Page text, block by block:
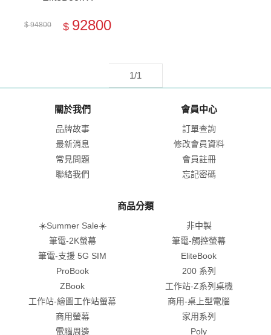
$ 94800 $ 92800
1/1
關於我們
品牌故事
最新消息
常見問題
聯絡我們
會員中心
訂單查詢
修改會員資料
會員註冊
忘記密碼
商品分類
☀️Summer Sale☀️
非中製
筆電-2K螢幕
筆電-觸控螢幕
筆電-支援 5G SIM
EliteBook
ProBook
200 系列
ZBook
工作站-Z系列桌機
工作站-繪圖工作站螢幕
商用-桌上型電腦
商用螢幕
家用系列
電腦周邊
Poly